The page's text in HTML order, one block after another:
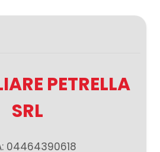
PETRELLA
SRL
04464390618